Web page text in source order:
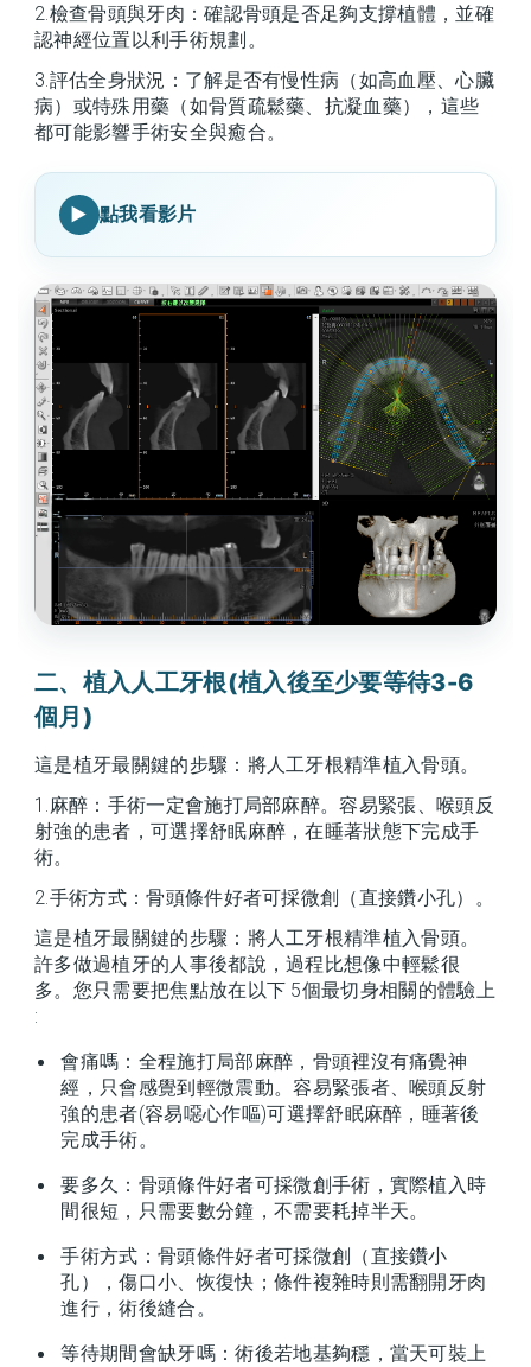
2.檢查骨頭與牙肉：確認骨頭是否足夠支撐植體，並確
認神經位置以利手術規劃。
3.評估全身狀況：了解是否有慢性病（如高血壓、心臟
病）或特殊用藥（如骨質疏鬆藥、抗凝血藥），這些
都可能影響手術安全與癒合。
點我看影片
二、植入人工牙根(植入後至少要等待3-6
個月)
這是植牙最關鍵的步驟：將人工牙根精準植入骨頭。
1.麻醉：手術一定會施打局部麻醉。容易緊張、喉頭反
射強的患者，可選擇舒眠麻醉，在睡著狀態下完成手
術。
2.手術方式：骨頭條件好者可採微創（直接鑽小孔）。
這是植牙最關鍵的步驟：將人工牙根精準植入骨頭。
許多做過植牙的人事後都說，過程比想像中輕鬆很
多。您只需要把焦點放在以下 5個最切身相關的體驗上
:
會痛嗎：全程施打局部麻醉，骨頭裡沒有痛覺神
經，只會感覺到輕微震動。容易緊張者、喉頭反射
強的患者(容易噁心作嘔)可選擇舒眠麻醉，睡著後
完成手術。
要多久：骨頭條件好者可採微創手術，實際植入時
間很短，只需要數分鐘，不需要耗掉半天。
手術方式：骨頭條件好者可採微創（直接鑽小
孔），傷口小、恢復快；條件複雜時則需翻開牙肉
進行，術後縫合。
等待期間會缺牙嗎：術後若地基夠穩，當天可裝上